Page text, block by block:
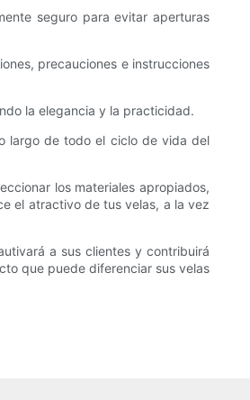
seguro para evitar aperturas
precauciones e instrucciones
la elegancia y la practicidad.
largo de todo el ciclo de vida del
los materiales apropiados,
el atractivo de tus velas, a la vez
a sus clientes y contribuirá
que puede diferenciar sus velas